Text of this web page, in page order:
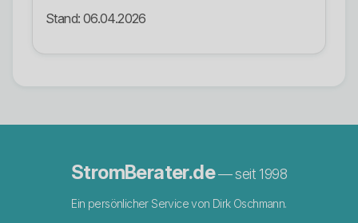
Stand: 06.04.2026
StromBerater.de— seit 1998
Ein persönlicher Service von Dirk Oschmann.